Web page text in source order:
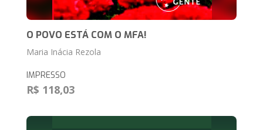
O POVO ESTÁ COM O MFA!
Maria Inácia Rezola
IMPRESSO
R$ 118,03